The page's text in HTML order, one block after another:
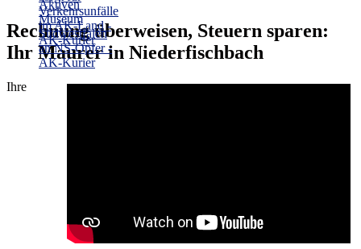
Rechnung überweisen, Steuern sparen:
Ihr Maurer in Niederfischbach
Ihre